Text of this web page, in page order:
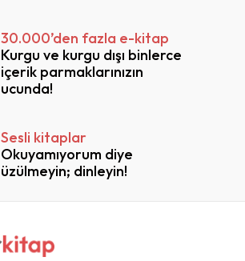
30.000’den fazla e-kitap
Kurgu ve kurgu dışı binlerce
içerik parmaklarınızın
ucunda!
Sesli kitaplar
Okuyamıyorum diye
üzülmeyin; dinleyin!